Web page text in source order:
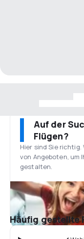
Auf der
Flügen?
Hier sind Sie
von Angeboten, um
gestalten.
Häufig gestellte